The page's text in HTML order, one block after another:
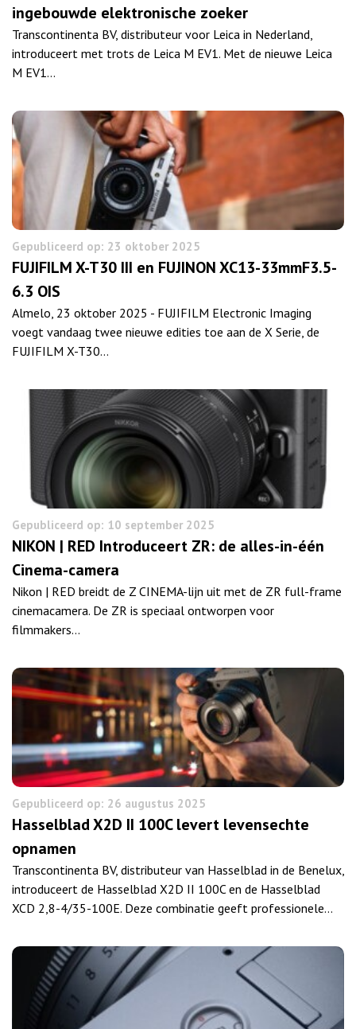
ingebouwde elektronische zoeker
Transcontinenta BV, distributeur voor Leica in Nederland,
introduceert met trots de Leica M EV1. Met de nieuwe Leica
M EV1…
Gepubliceerd op: 23 oktober 2025
FUJIFILM X-T30 III en FUJINON XC13-33mmF3.5-
6.3 OIS
Almelo, 23 oktober 2025 - FUJIFILM Electronic Imaging
voegt vandaag twee nieuwe edities toe aan de X Serie, de
FUJIFILM X-T30…
Gepubliceerd op: 10 september 2025
NIKON | RED Introduceert ZR: de alles-in-één
Cinema-camera
Nikon | RED breidt de Z CINEMA-lijn uit met de ZR full-frame
cinemacamera. De ZR is speciaal ontworpen voor
filmmakers…
Gepubliceerd op: 26 augustus 2025
Hasselblad X2D II 100C levert levensechte
opnamen
Transcontinenta BV, distributeur van Hasselblad in de Benelux,
introduceert de Hasselblad X2D II 100C en de Hasselblad
XCD 2,8-4/35-100E. Deze combinatie geeft professionele…